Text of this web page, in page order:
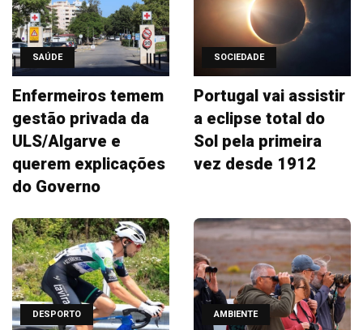
SAÚDE
Enfermeiros temem
gestão privada da
ULS/Algarve e
querem explicações
do Governo
SOCIEDADE
Portugal vai assistir
a eclipse total do
Sol pela primeira
vez desde 1912
DESPORTO AMBIENTE